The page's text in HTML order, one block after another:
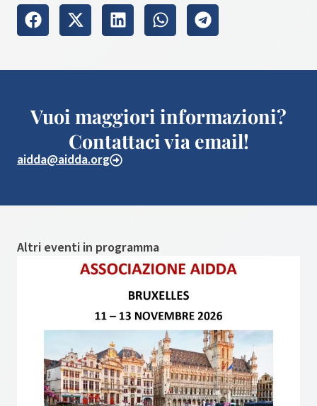
Vuoi maggiori informazioni?
Contattaci via email!
aidda@aidda.org
Altri eventi in programma